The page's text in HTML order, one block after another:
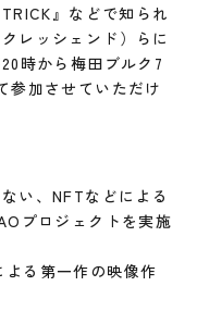
』などで知られ
レッシェンド）らに
時から梅田ブルク7
参加させていただけ
い、NFTなどによる
プロジェクトを実施
る第一作の映像作